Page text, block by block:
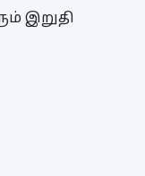
இறுதி